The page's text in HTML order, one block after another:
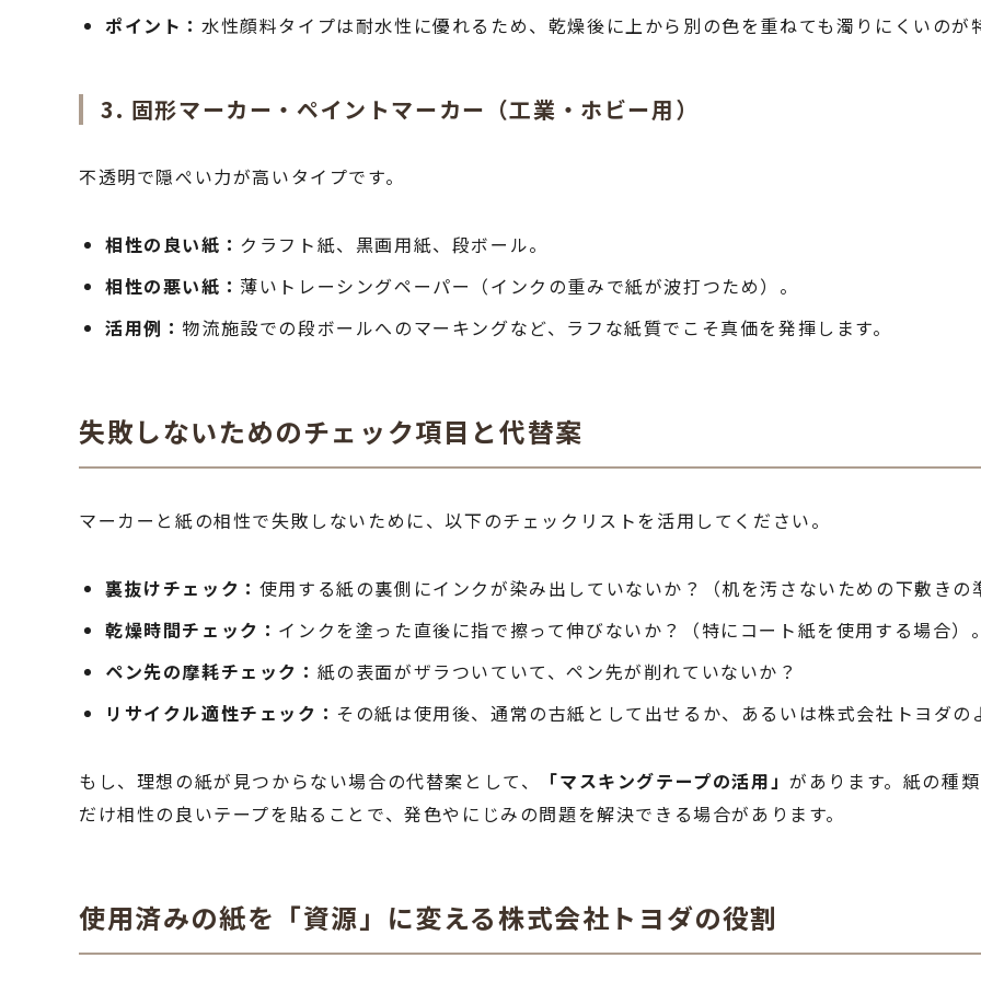
ポイント： 水性顔料タイプは耐水性に優れるため、乾燥後に上から別の色を重ねても濁りにくいのが
3. 固形マーカー・ペイントマーカー（工業・ホビー用）
不透明で隠ぺい力が高いタイプです。
相性の良い紙： クラフト紙、黒画用紙、段ボール。
相性の悪い紙： 薄いトレーシングペーパー（インクの重みで紙が波打つため）。
活用例： 物流施設での段ボールへのマーキングなど、ラフな紙質でこそ真価を発揮します。
失敗しないためのチェック項目と代替案
マーカーと紙の相性で失敗しないために、以下のチェックリストを活用してください。
裏抜けチェック： 使用する紙の裏側にインクが染み出していないか？（机を汚さないための下敷きの
乾燥時間チェック： インクを塗った直後に指で擦って伸びないか？（特にコート紙を使用する場合）。
ペン先の摩耗チェック： 紙の表面がザラついていて、ペン先が削れていないか？
リサイクル適性チェック： その紙は使用後、通常の古紙として出せるか、あるいは株式会社トヨダの
もし、理想の紙が見つからない場合の代替案として、 「マスキングテープの活用」があります。紙の種
だけ相性の良いテープを貼ることで、発色やにじみの問題を解決できる場合があります。
使用済みの紙を「資源」に変える株式会社トヨダの役割